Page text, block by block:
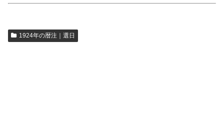
1924年の暦注｜選日